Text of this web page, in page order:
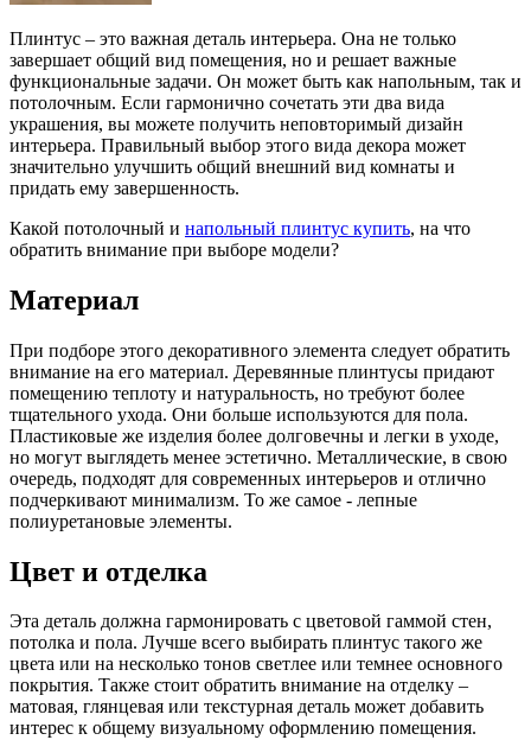
Плинтус – это важная деталь интерьера. Она не только
завершает общий вид помещения, но и решает важные
функциональные задачи. Он может быть как напольным, так и
потолочным. Если гармонично сочетать эти два вида
украшения, вы можете получить неповторимый дизайн
интерьера. Правильный выбор этого вида декора может
значительно улучшить общий внешний вид комнаты и
придать ему завершенность.
Какой потолочный и напольный плинтус купить, на что
обратить внимание при выборе модели?
Материал
При подборе этого декоративного элемента следует обратить
внимание на его материал. Деревянные плинтусы придают
помещению теплоту и натуральность, но требуют более
тщательного ухода. Они больше используются для пола.
Пластиковые же изделия более долговечны и легки в уходе,
но могут выглядеть менее эстетично. Металлические, в свою
очередь, подходят для современных интерьеров и отлично
подчеркивают минимализм. То же самое - лепные
полиуретановые элементы.
Цвет и отделка
Эта деталь должна гармонировать с цветовой гаммой стен,
потолка и пола. Лучше всего выбирать плинтус такого же
цвета или на несколько тонов светлее или темнее основного
покрытия. Также стоит обратить внимание на отделку –
матовая, глянцевая или текстурная деталь может добавить
интерес к общему визуальному оформлению помещения.